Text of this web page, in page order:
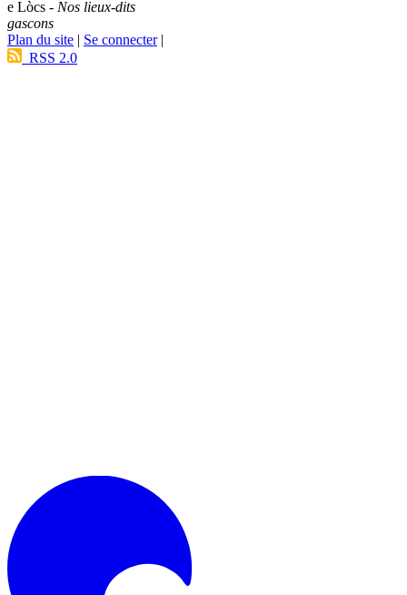
e Lòcs - Nos lieux-dits
gascons
Plan du site | Se connecter|
RSS 2.0